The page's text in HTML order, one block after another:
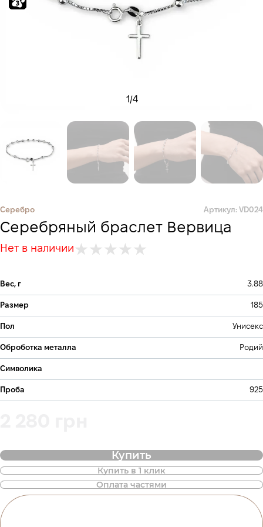
1 /4
Серебро Артикул: VD024
Серебряный браслет Вервица
Нет в наличии
Вес, г 3.88
Размер 185
Пол Унисекс
Оброботка металла Родий
Символика
Проба 925
Купить
Купить в 1 клик
Оплата частями
Также доступна покупка товара в
оплату частями